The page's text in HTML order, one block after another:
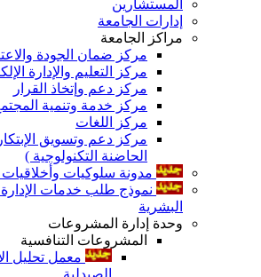
المستشارين
إدارات الجامعة
مراكز الجامعة
مركز ضمان الجودة
مركز التعليم والإدارة
مركز دعم وإتخاذ القرار
مركز خدمة وتنمية
مركز اللغات
مركز دعم وتسويق
الحاضنة التكنولوجية )
مدونة سلوكيات وأخلاقيات
نموذج طلب خدمات الإدارة
البشرية
وحدة إدارة المشروعات
المشروعات التنافسية
معمل تحليل
الصيدلية